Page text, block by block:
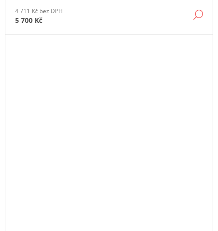
4 711 Kč bez DPH
5 700 Kč